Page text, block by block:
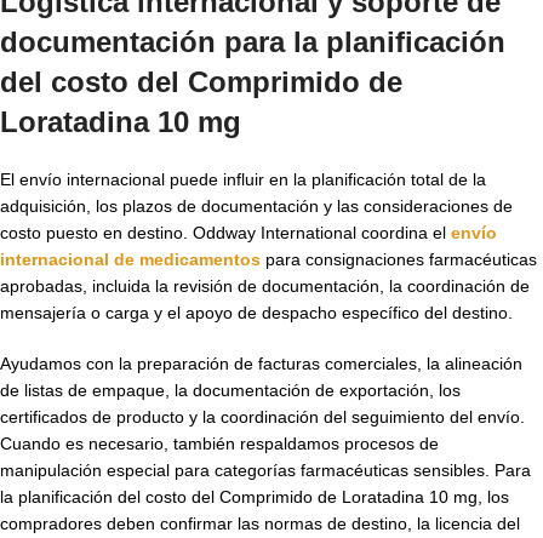
documentación para la planificación
del costo del Comprimido de
Loratadina 10 mg
El envío internacional puede influir en la planificación total de la
adquisición, los plazos de documentación y las consideraciones de
costo puesto en destino. Oddway International coordina el envío
internacional de medicamentos para consignaciones farmacéuticas
aprobadas, incluida la revisión de documentación, la coordinación de
mensajería o carga y el apoyo de despacho específico del destino.
Ayudamos con la preparación de facturas comerciales, la alineación
de listas de empaque, la documentación de exportación, los
certificados de producto y la coordinación del seguimiento del envío.
Cuando es necesario, también respaldamos procesos de
manipulación especial para categorías farmacéuticas sensibles. Para
la planificación del costo del Comprimido de Loratadina 10 mg, los
compradores deben confirmar las normas de destino, la licencia del